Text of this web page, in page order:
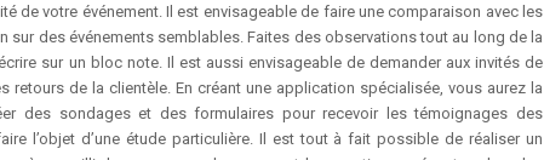
de votre événement. Il est envisageable de faire une comparaison avec les
des événements semblables. Faites des observations tout au long de la
sur un bloc note. Il est aussi envisageable de demander aux invités de
de la clientèle. En créant une application spécialisée, vous aurez la
des sondages et des formulaires pour recevoir les témoignages des
l’objet d’une étude particulière. Il est tout à fait possible de réaliser un